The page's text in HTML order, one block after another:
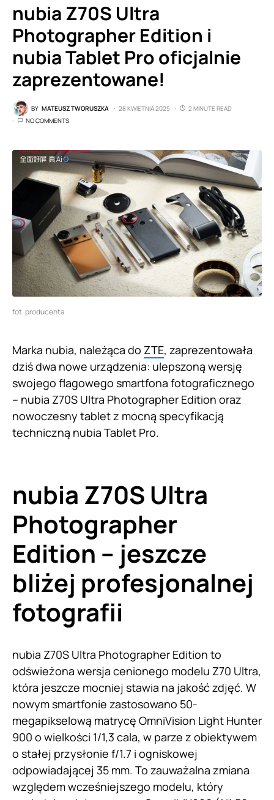
nubia Z70S Ultra
Photographer Edition i
nubia Tablet Pro oficjalnie
zaprezentowane!
BY MATEUSZ TWORUSZKA 28 KWIETNIA 2025
2 MINUTE READ
NO COMMENTS
fot. producenta
Marka nubia, należąca do ZTE, zaprezentowała
dziś dwa nowe urządzenia: ulepszoną wersję
swojego flagowego smartfona fotograficznego
– nubia Z70S Ultra Photographer Edition oraz
nowoczesny tablet z mocną specyfikacją
techniczną nubia Tablet Pro.
nubia Z70S Ultra
Photographer
Edition – jeszcze
bliżej profesjonalnej
fotografii
nubia Z70S Ultra Photographer Edition to
odświeżona wersja cenionego modelu Z70 Ultra,
która jeszcze mocniej stawia na jakość zdjęć. W
nowym smartfonie zastosowano 50-
megapikselową matrycę OmniVision Light Hunter
900 o wielkości 1/1,3 cala, w parze z obiektywem
o stałej przysłonie f/1.7 i ogniskowej
odpowiadającej 35 mm. To zauważalna zmiana
względem wcześniejszego modelu, który